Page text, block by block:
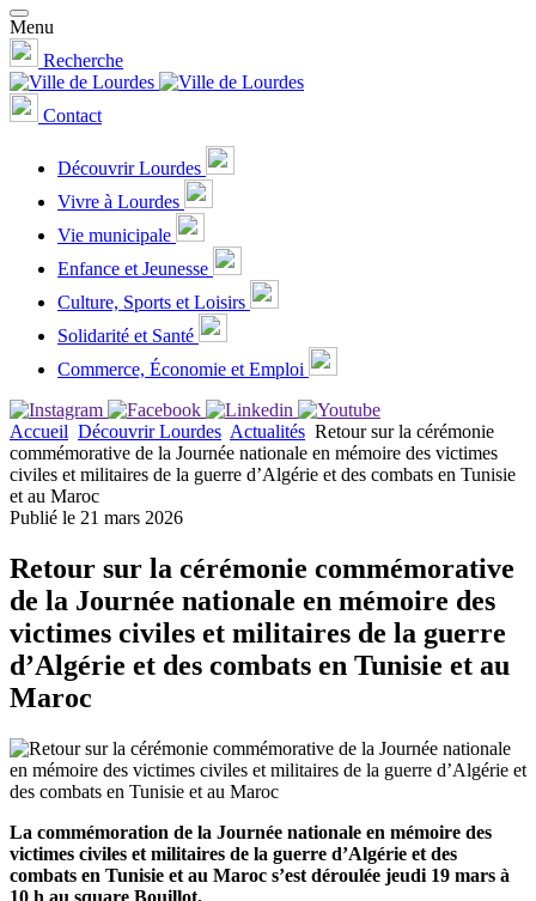
Menu
Recherche
Contact
Découvrir Lourdes
Vivre à Lourdes
Vie municipale
Enfance et Jeunesse
Culture, Sports et Loisirs
Solidarité et Santé
Commerce, Économie et Emploi
Accueil Découvrir Lourdes Actualités Retour sur la cérémonie
commémorative de la Journée nationale en mémoire des victimes
civiles et militaires de la guerre d’Algérie et des combats en Tunisie
et au Maroc
Publié le 21 mars 2026
Retour sur la cérémonie commémorative
de la Journée nationale en mémoire des
victimes civiles et militaires de la guerre
d’Algérie et des combats en Tunisie et au
Maroc
La commémoration de la Journée nationale en mémoire des
victimes civiles et militaires de la guerre d’Algérie et des
combats en Tunisie et au Maroc s’est déroulée jeudi 19 mars à
10 h au square Bouillot.